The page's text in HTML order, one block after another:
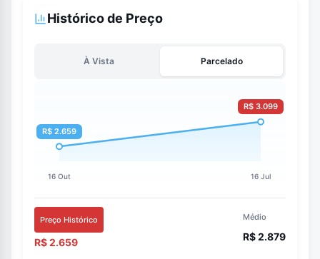
Histórico de Preço
À Vista Parcelado
Preço Histórico
R$ 2.659
Médio
R$ 2.879